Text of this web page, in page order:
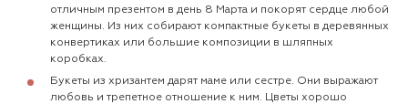
отличным презентом в день 8 Марта и покорят сердце любой
женщины. Из них собирают компактные букеты в деревянных
конвертиках или большие композиции в шляпных
коробках.
Букеты из хризантем дарят маме или сестре. Они выражают
любовь и трепетное отношение к ним. Цветы хорошо